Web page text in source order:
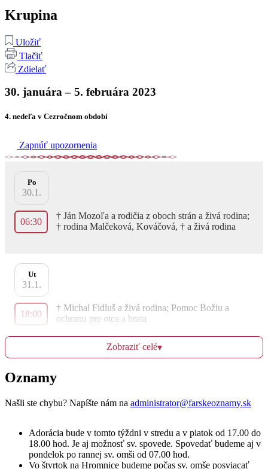
Krupina
Uložiť
Tlačiť
Zdielať
30. januára – 5. februára 2023
4. nedeľa v Cezročnom období
Zapnúť upozornenia
Po
30.1.
06:30
† Ján Mozoľa a rodičia z oboch strán a živá rodina;
† rodina Malčeková, Kováčová, † a živá rodina
Ut
31.1.
18:00
† Michal Fidluš a živá rodina; Pomoc Božiu a
ochranu pre otca a brata
1.2.
06:30
† Slavomír Valica (1. výročie); † Magdaléna, Milan
a rodičia z oboch strán
Št
Zobraziť celé▾
Oznamy
Našli ste chybu? Napíšte nám na administrator@farskeoznamy.sk
Adorácia bude v tomto týždni v stredu a v piatok od 17.00 do
18.00 hod. Je aj možnosť sv. spovede. Spovedať budeme aj v
pondelok po rannej sv. omši od 07.00 hod.
Vo štvrtok na Hromnice budeme počas sv. omše posviacať